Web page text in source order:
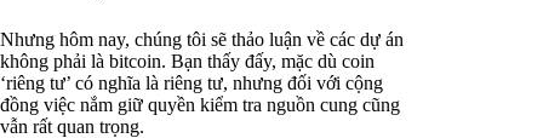
Nhưng hôm nay, chúng tôi sẽ thảo luận về các dự án
không phải là bitcoin. Bạn thấy đấy, mặc dù coin
‘riêng tư’ có nghĩa là riêng tư, nhưng đối với cộng
đồng việc nắm giữ quyền kiểm tra nguồn cung cũng
vẫn rất quan trọng.